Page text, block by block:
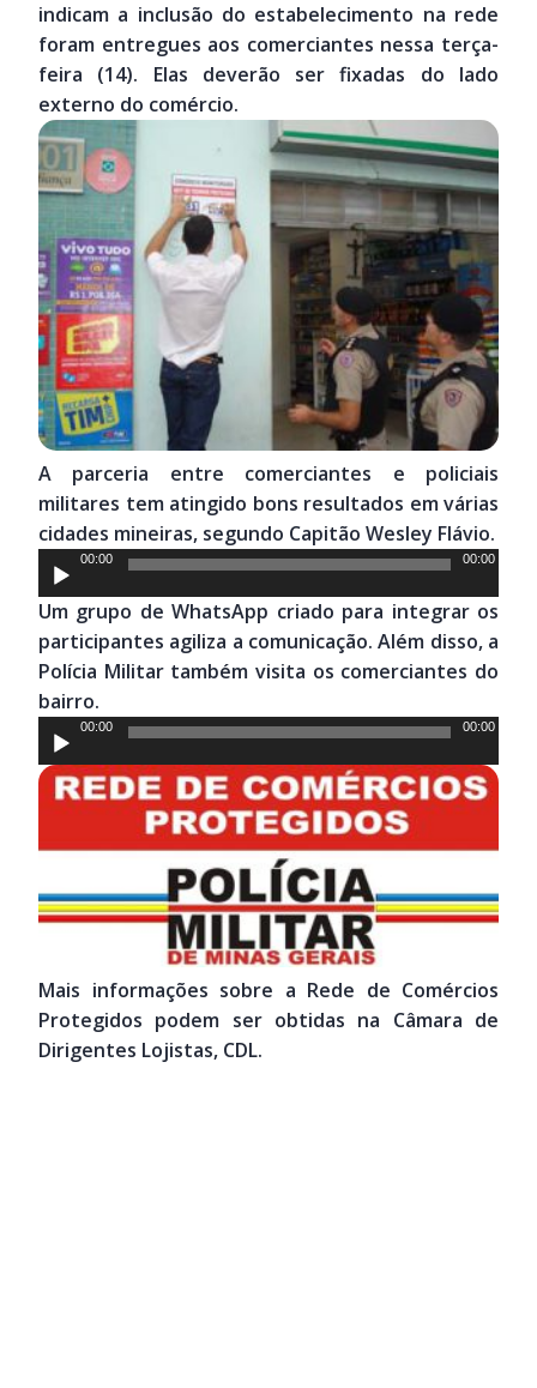
indicam a inclusão do estabelecimento na rede
foram entregues aos comerciantes nessa terça-
feira (14). Elas deverão ser fixadas do lado
externo do comércio.
A parceria entre comerciantes e policiais
militares tem atingido bons resultados em várias
cidades mineiras, segundo Capitão Wesley Flávio.
Tocador
de
áudio
00:00 00:00
Um grupo de WhatsApp criado para integrar os
participantes agiliza a comunicação. Além disso, a
Polícia Militar também visita os comerciantes do
bairro.
Tocador
de
áudio
00:00 00:00
Mais informações sobre a Rede de Comércios
Protegidos podem ser obtidas na Câmara de
Dirigentes Lojistas, CDL.